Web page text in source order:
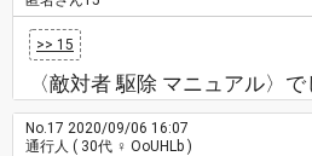
>> 15
〈敵対者 駆除 マニュアル〉で
No.17 2020/09/06 16:07
通行人 ( 30代 ♀ OoUHLb )